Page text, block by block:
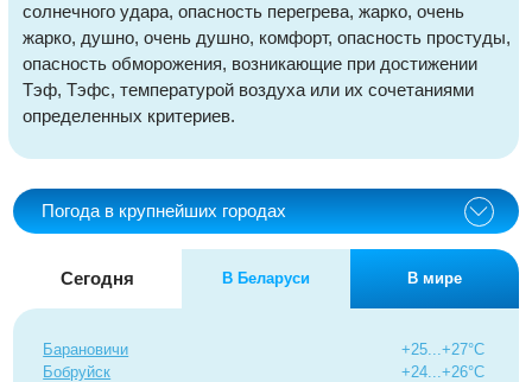
солнечного удара, опасность перегрева, жарко, очень
жарко, душно, очень душно, комфорт, опасность простуды,
опасность обморожения, возникающие при достижении
Тэф, Тэфс, температурой воздуха или их сочетаниями
определенных критериев.
Погода в крупнейших городах
Сегодня В Беларуси В мире
Барановичи
Бобруйск
+25...+27°C
+24...+26°C